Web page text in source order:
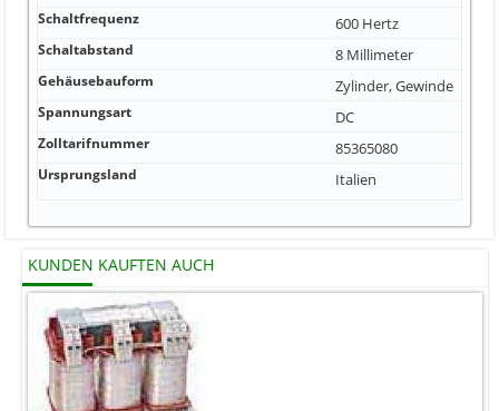
Schaltfrequenz 600 Hertz
Schaltabstand 8 Millimeter
Gehäusebauform Zylinder, Gewinde
Spannungsart DC
Zolltarifnummer 85365080
Ursprungsland Italien
KUNDEN KAUFTEN AUCH